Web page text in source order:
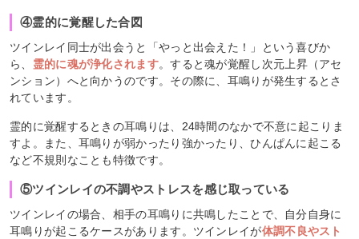
④霊的に覚醒した合図
ツインレイ同士が出会うと「やっと出会えた！」という喜びか
ら、 霊的に魂が浄化されます。すると魂が覚醒し次元上昇（アセ
ンション）へと向かうのです。その際に、耳鳴りが発生するとさ
れています。
霊的に覚醒するときの耳鳴りは、24時間のなかで不意に起こりま
すよ。また、耳鳴りが弱かったり強かったり、ひんぱんに起こる
など不規則なことも特徴です。
⑤ツインレイの不調やストレスを感じ取っている
ツインレイの場合、相手の耳鳴りに共鳴したことで、自分自身に
耳鳴りが起こるケースがあります。ツインレイが体調不良やスト